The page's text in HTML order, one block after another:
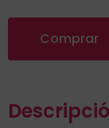
Comprar